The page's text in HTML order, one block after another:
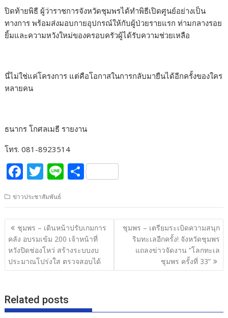
ปิดท้ายพิธี ผู้ว่าราชการจังหวัดชุมพรได้ทำพิธีเปิดศูนย์อย่างเป็น
ทางการ พร้อมส่งมอบกายอุปกรณ์ให้กับผู้ป่วยรายแรก ท่ามกลางรอย
ยิ้มและความหวังใหม่ของครอบครัวผู้ได้รับความช่วยเหลือ
นี่ไม่ใช่แค่โครงการ แต่คือโอกาสในการกลับมายืนได้อีกครั้งของใคร
หลายคน
ธนากร โกศลเมธี รายงาน
โทร. 081-8923514
F
e
b
o
o
k
T
itt
er
Li
e
S
ar
e
ข่าวประชาสัมพันธ์
แนะแนว
เรื่อง
ชุมพร – เดินหน้าปรับเกมการ
คลัง อบรมเข้ม 200 เจ้าหน้าที่
หวังปิดช่องโหว่ สร้างระบบงบ
ประมาณโปร่งใส ตรวจสอบได้
ชุมพร – เตรียมระเบิดความสนุก
ริมทะเลอีกครั้ง! จังหวัดชุมพร
แถลงข่าวจัดงาน “โลกทะเล
ชุมพร ครั้งที่ 33”
Related posts